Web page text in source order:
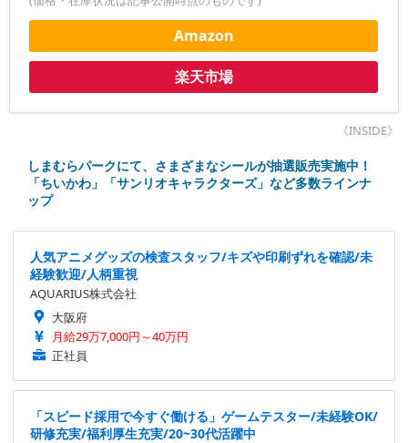
Amazon
楽天市場
《INSIDE》
しまむらパークにて、さまざまなシールが抽選販売実施中！
「ちいかわ」「サンリオキャラクターズ」など多数ラインナ
ップ
人気アニメグッズの検査スタッフ/キズや印刷ずれを確認/未
経験歓迎/人柄重視
AQUARIUS株式会社
大阪府
月給29万7,000円～40万円
正社員
「スピード採用で今すぐ働ける」ゲームテスター/未経験OK/
研修充実/福利厚生充実/20~30代活躍中